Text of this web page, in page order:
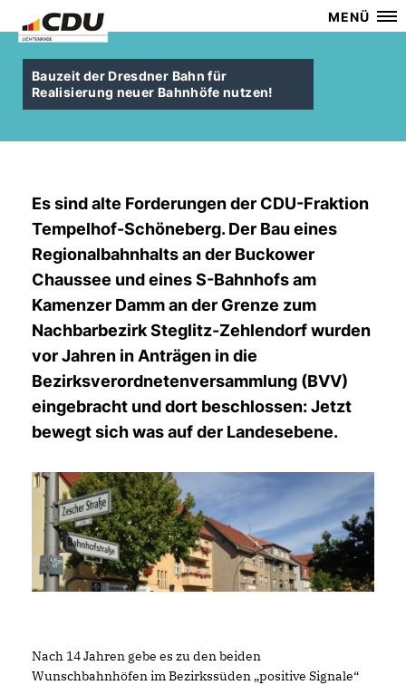
MENÜ
Bauzeit der Dresdner Bahn für
Realisierung neuer Bahnhöfe nutzen!
Es sind alte Forderungen der CDU-Fraktion
Tempelhof-Schöneberg. Der Bau eines
Regionalbahnhalts an der Buckower
Chaussee und eines S-Bahnhofs am
Kamenzer Damm an der Grenze zum
Nachbarbezirk Steglitz-Zehlendorf wurden
vor Jahren in Anträgen in die
Bezirksverordnetenversammlung (BVV)
eingebracht und dort beschlossen: Jetzt
bewegt sich was auf der Landesebene.
Nach 14 Jahren gebe es zu den beiden
Wunschbahnhöfen im Bezirkssüden „positive Signale“